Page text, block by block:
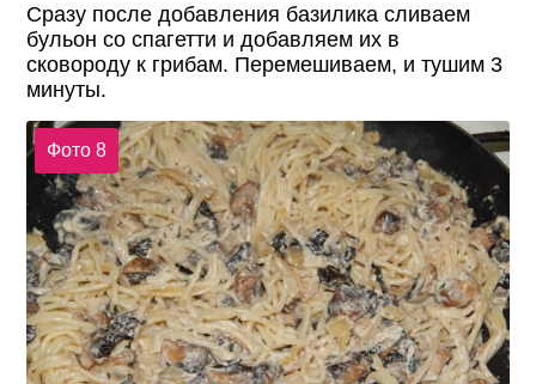
Сразу после добавления базилика сливаем
бульон со спагетти и добавляем их в
сковороду к грибам. Перемешиваем, и тушим 3
минуты.
Фото 8